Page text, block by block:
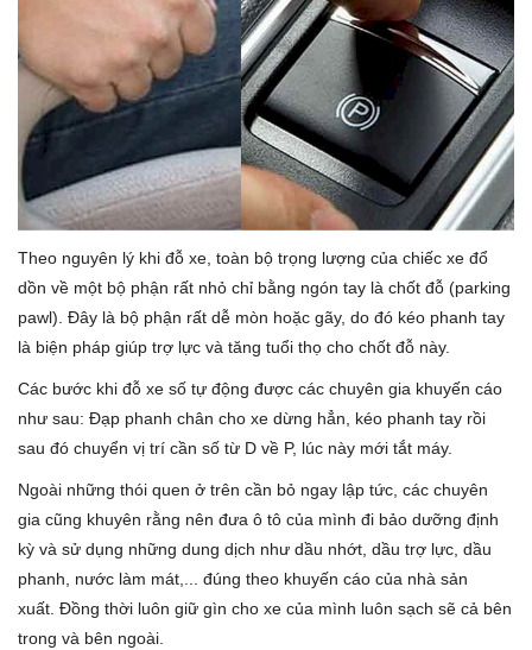
Theo nguyên lý khi đỗ xe, toàn bộ trọng lượng của chiếc xe đổ
dồn về một bộ phận rất nhỏ chỉ bằng ngón tay là chốt đỗ (parking
pawl). Đây là bộ phận rất dễ mòn hoặc gãy, do đó kéo phanh tay
là biện pháp giúp trợ lực và tăng tuổi thọ cho chốt đỗ này.
Các bước khi đỗ xe số tự động được các chuyên gia khuyến cáo
như sau: Đạp phanh chân cho xe dừng hẳn, kéo phanh tay rồi
sau đó chuyển vị trí cần số từ D về P, lúc này mới tắt máy.
Ngoài những thói quen ở trên cần bỏ ngay lập tức, các chuyên
gia cũng khuyên rằng nên đưa ô tô của mình đi bảo dưỡng định
kỳ và sử dụng những dung dịch như dầu nhớt, dầu trợ lực, dầu
phanh, nước làm mát,... đúng theo khuyến cáo của nhà sản
xuất. Đồng thời luôn giữ gìn cho xe của mình luôn sạch sẽ cả bên
trong và bên ngoài.